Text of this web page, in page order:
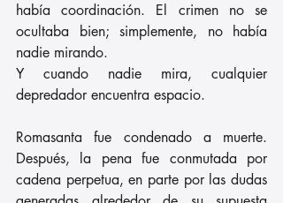
había coordinación. El crimen no se
ocultaba bien; simplemente, no había
nadie mirando.
Y cuando nadie mira, cualquier
depredador encuentra espacio.
Romasanta fue condenado a muerte.
Después, la pena fue conmutada por
cadena perpetua, en parte por las dudas